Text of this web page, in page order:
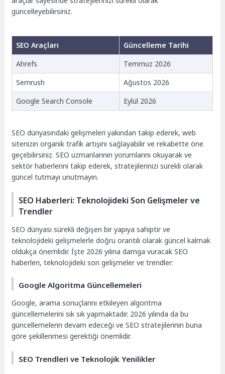
güncelleyebilirsiniz.
SEO Araçları
Güncelleme Tarihi
Ahrefs
Temmuz 2026
Semrush
Ağustos 2026
Google Search Console
Eylül 2026
SEO dünyasındaki gelişmeleri yakından takip ederek, web
sitenizin organik trafik artışını sağlayabilir ve rekabette öne
geçebilirsiniz. SEO uzmanlarının yorumlarını okuyarak ve
sektör haberlerini takip ederek, stratejilerinizi sürekli olarak
güncel tutmayı unutmayın.
SEO Haberleri: Teknolojideki Son Gelişmeler ve
Trendler
SEO dünyası sürekli değişen bir yapıya sahiptir ve
teknolojideki gelişmelerle doğru orantılı olarak güncel kalmak
oldukça önemlidir. İşte 2026 yılına damga vuracak SEO
haberleri, teknolojideki son gelişmeler ve trendler:
Google Algoritma Güncellemeleri
Google, arama sonuçlarını etkileyen algoritma
güncellemelerini sık sık yapmaktadır. 2026 yılında da bu
güncellemelerin devam edeceği ve SEO stratejilerinin buna
göre şekillenmesi gerektiği önemlidir.
SEO Trendleri ve Teknolojik Yenilikler